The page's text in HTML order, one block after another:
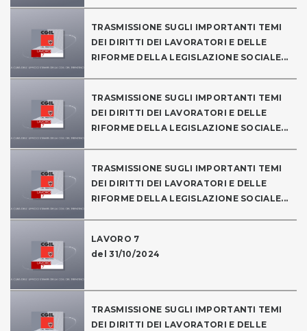
TRASMISSIONE SUGLI IMPORTANTI TEMI
DEI DIRITTI DEI LAVORATORI E DELLE
RIFORME DELLA LEGISLAZIONE SOCIALE...
TRASMISSIONE SUGLI IMPORTANTI TEMI
DEI DIRITTI DEI LAVORATORI E DELLE
RIFORME DELLA LEGISLAZIONE SOCIALE...
TRASMISSIONE SUGLI IMPORTANTI TEMI
DEI DIRITTI DEI LAVORATORI E DELLE
RIFORME DELLA LEGISLAZIONE SOCIALE...
LAVORO 7
del 31/10/2024
TRASMISSIONE SUGLI IMPORTANTI TEMI
DEI DIRITTI DEI LAVORATORI E DELLE